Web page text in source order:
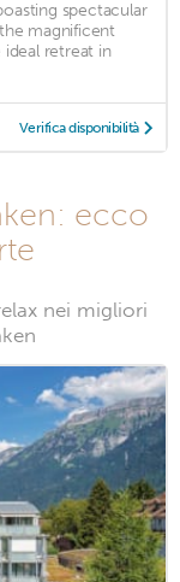
spectacular
magnificent
ideal retreat in
Verifica disponibilità
ecco
nei migliori